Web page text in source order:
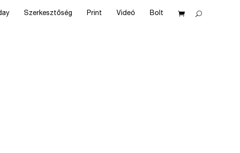
Szerkesztőség Print Videó Bolt